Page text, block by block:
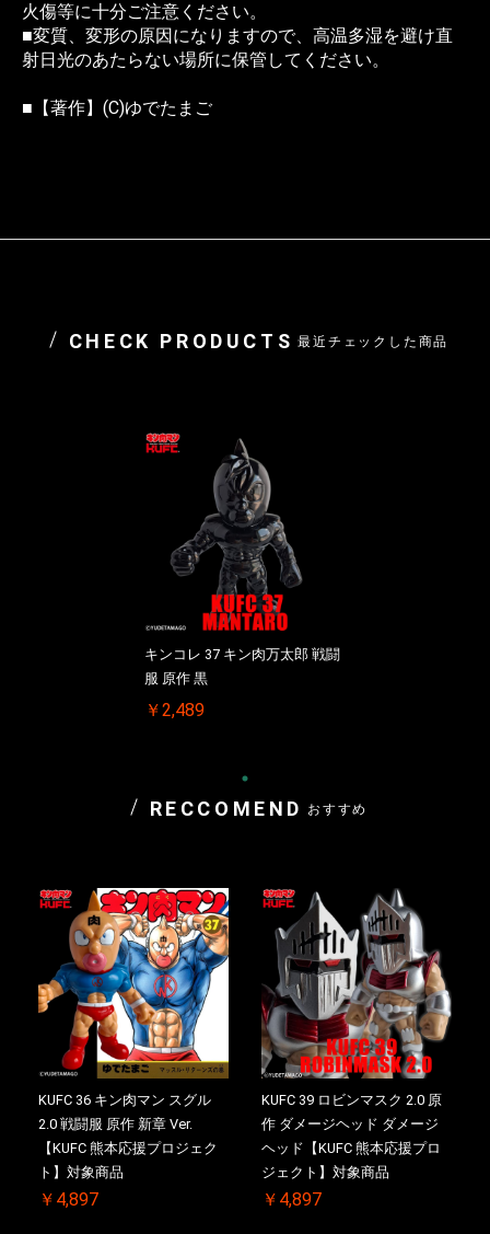
火傷等に十分ご注意ください。
■変質、変形の原因になりますので、高温多湿を避け直
射日光のあたらない場所に保管してください。
■【著作】(C)ゆでたまご
CHECK PRODUCTS 最近チェックした商品
キンコレ 37 キン肉万太郎 戦闘
服 原作 黒
￥2,489
RECCOMEND おすすめ
KUFC 36 キン肉マン スグル
2.0 戦闘服 原作 新章 Ver.
【KUFC 熊本応援プロジェク
ト】対象商品
￥4,897
KUFC 39 ロビンマスク 2.0 原
作 ダメージヘッド ダメージ
ヘッド【KUFC 熊本応援プロ
ジェクト】対象商品
￥4,897